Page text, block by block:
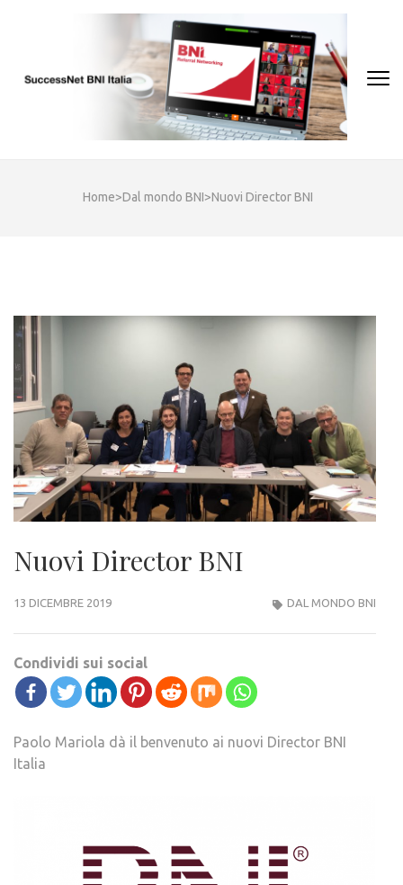
(Press
Home>Dal mondo BNI>Nuovi Director BNI
Nuovi Director BNI
13 DICEMBRE 2019 DAL MONDO BNI
Condividi sui social
Paolo Mariola dà il benvenuto ai nuovi Director BNI
Italia